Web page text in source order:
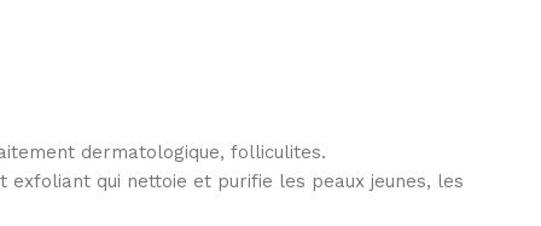
dermatologique, folliculites.
qui nettoie et purifie les peaux jeunes, les